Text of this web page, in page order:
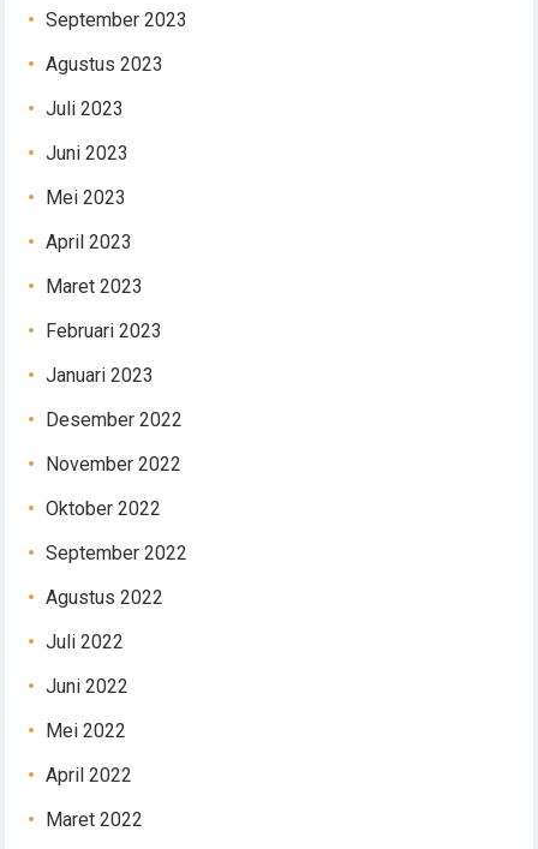
September 2023
Agustus 2023
Juli 2023
Juni 2023
Mei 2023
April 2023
Maret 2023
Februari 2023
Januari 2023
Desember 2022
November 2022
Oktober 2022
September 2022
Agustus 2022
Juli 2022
Juni 2022
Mei 2022
April 2022
Maret 2022